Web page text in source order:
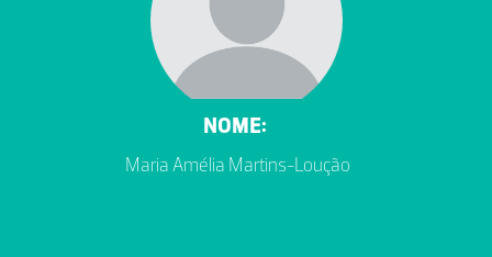
NOME:
Maria Amélia Martins-Loução